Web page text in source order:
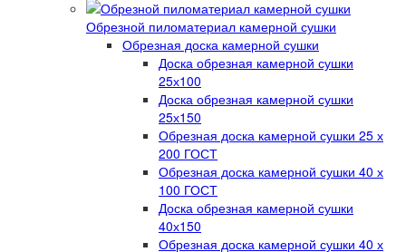
Обрезной пиломатериал камерной сушки
Обрезная доска камерной сушки
Доска обрезная камерной сушки
25х100
Доска обрезная камерной сушки
25х150
Обрезная доска камерной сушки 25 х
200 ГОСТ
Обрезная доска камерной сушки 40 х
100 ГОСТ
Доска обрезная камерной сушки
40х150
Обрезная доска камерной сушки 40 х